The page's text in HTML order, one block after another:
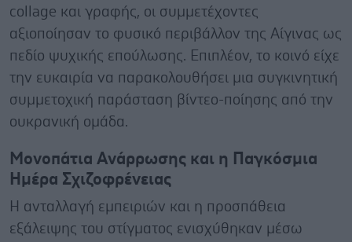
collage και γραφής, οι συμμετέχοντες
αξιοποίησαν το φυσικό περιβάλλον της Αίγινας ως
πεδίο ψυχικής επούλωσης. Επιπλέον, το κοινό είχε
την ευκαιρία να παρακολουθήσει μια συγκινητική
συμμετοχική παράσταση βίντεο-ποίησης από την
ουκρανική ομάδα.
Μονοπάτια Ανάρρωσης και η Παγκόσμια
Ημέρα Σχιζοφρένειας
Η ανταλλαγή εμπειριών και η προσπάθεια
εξάλειψης του στίγματος ενισχύθηκαν μέσω